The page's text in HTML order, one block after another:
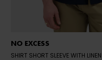
NO EXCESS
SHIRT SHORT SLEEVE WITH LINEN